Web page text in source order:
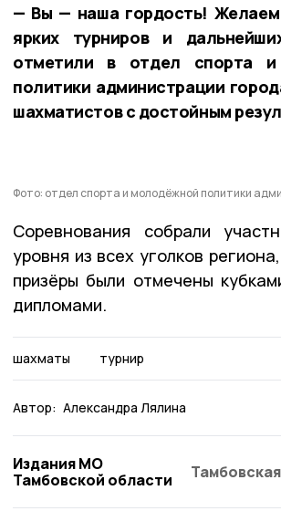
— Вы — наша гордость! Желаем
ярких турниров и
отметили в отдел спорта
политики администрации
шахматистов с достойным
Фото: отдел спорта и молодёжной политики
Соревнования собрали
уровня из всех уголков
призёры были отмечены
дипломами.
шахматы турнир
Автор: Александра Лялина
Издания МО
Тамбовской области